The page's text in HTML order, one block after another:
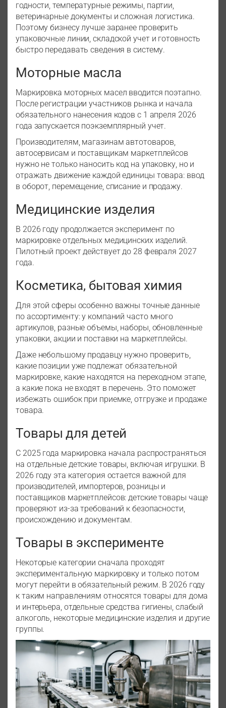
годности, температурные режимы, партии,
ветеринарные документы и сложная логистика.
Поэтому бизнесу лучше заранее проверить
упаковочные линии, складской учет и готовность
быстро передавать сведения в систему.
Моторные масла
Маркировка моторных масел вводится поэтапно.
После регистрации участников рынка и начала
обязательного нанесения кодов с 1 апреля 2026
года запускается поэкземплярный учет.
Производителям, магазинам автотоваров,
автосервисам и поставщикам маркетплейсов
нужно не только наносить код на упаковку, но и
отражать движение каждой единицы товара: ввод
в оборот, перемещение, списание и продажу.
Медицинские изделия
В 2026 году продолжается эксперимент по
маркировке отдельных медицинских изделий.
Пилотный проект действует до 28 февраля 2027
года.
Косметика, бытовая химия
Для этой сферы особенно важны точные данные
по ассортименту: у компаний часто много
артикулов, разные объемы, наборы, обновленные
упаковки, акции и поставки на маркетплейсы.
Даже небольшому продавцу нужно проверить,
какие позиции уже подлежат обязательной
маркировке, какие находятся на переходном этапе,
а какие пока не входят в перечень. Это поможет
избежать ошибок при приемке, отгрузке и продаже
товара.
Товары для детей
С 2025 года маркировка начала распространяться
на отдельные детские товары, включая игрушки. В
2026 году эта категория остается важной для
производителей, импортеров, розницы и
поставщиков маркетплейсов: детские товары чаще
проверяют из-за требований к безопасности,
происхождению и документам.
Товары в эксперименте
Некоторые категории сначала проходят
экспериментальную маркировку и только потом
могут перейти в обязательный режим. В 2026 году
к таким направлениям относятся товары для дома
и интерьера, отдельные средства гигиены, слабый
алкоголь, некоторые медицинские изделия и другие
группы.